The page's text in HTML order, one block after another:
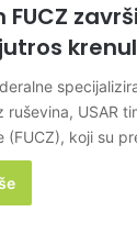
FUCZ
ruševina, USAR
(FUCZ), koji su